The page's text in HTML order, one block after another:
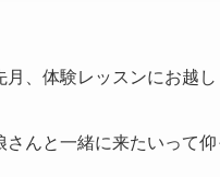
月、体験レッスンにお越
さんと一緒に来たいって